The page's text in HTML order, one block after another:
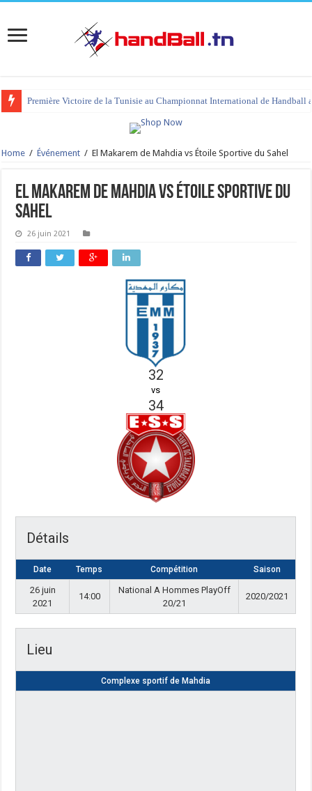
Première Victoire de la Tunisie au Championnat International de Handball
Home / Événement / El Makarem de Mahdia vs Étoile Sportive du Sahel
El Makarem de Mahdia vs Étoile Sportive du
Sahel
26 juin 2021
32
vs
34
Détails
Date Temps Compétition Saison
26 juin
2021
14:00
National A Hommes PlayOff
20/21
2020/2021
Lieu
Complexe sportif de Mahdia